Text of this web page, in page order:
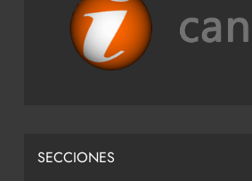
SECCIONES